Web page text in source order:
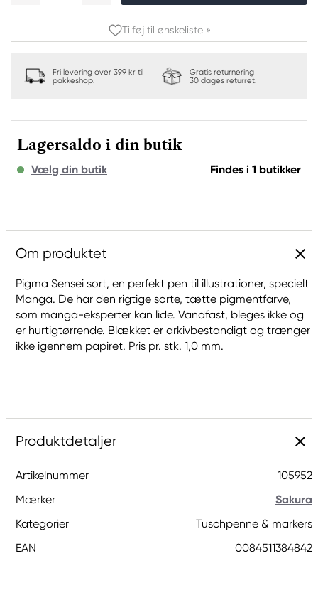
Tilføj til ønskeliste »
Fri levering over 399 kr til
pakkeshop.
Gratis returnering
30 dages returret.
Lagersaldo i din butik
Vælg din butik Findes i 1 butikker
Om produktet
Pigma Sensei sort, en perfekt pen til illustrationer, specielt
Manga. De har den rigtige sorte, tætte pigmentfarve,
som manga-eksperter kan lide. Vandfast, bleges ikke og
er hurtigtørrende. Blækket er arkivbestandigt og trænger
ikke igennem papiret. Pris pr. stk. 1,0 mm.
Produktdetaljer
Artikelnummer
105952
Mærker
Sakura
Kategorier
Tuschpenne & markers
EAN
0084511384842